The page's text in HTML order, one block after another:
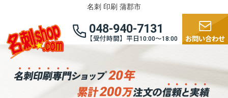
名刺 印刷 蒲郡市